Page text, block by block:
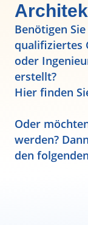
Benötigen
qualifiziertes
oder
erstellt?
Hier finden
Oder
werden?
den